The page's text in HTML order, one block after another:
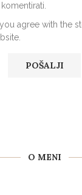
agree with the
O MENI